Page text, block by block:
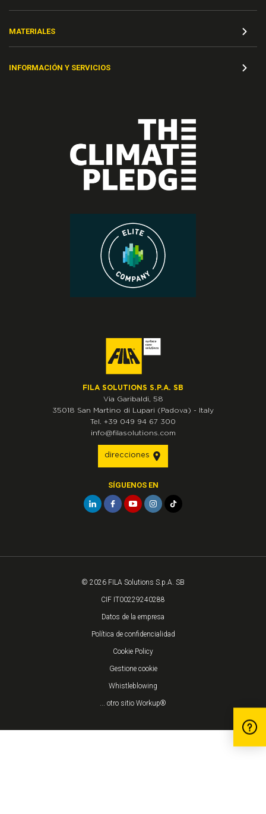
MATERIALES
INFORMACIÓN Y SERVICIOS
FILA SOLUTIONS S.P.A. SB
Via Garibaldi, 58
35018 San Martino di Lupari (Padova) - Italy
Tel. +39 049 94 67 300
info@filasolutions.com
direcciones
SÍGUENOS EN
© 2026 FILA Solutions S.p.A. SB
CIF IT00229240288
Datos de la empresa
Política de confidencialidad
Cookie Policy
Gestione cookie
Whistleblowing
... otro sitio Workup®